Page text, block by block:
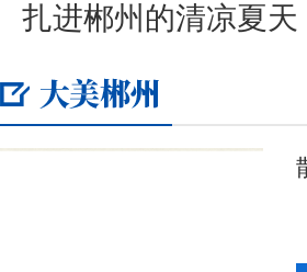
扎进郴州的清凉夏